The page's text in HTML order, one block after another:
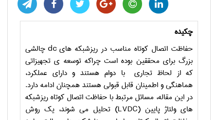
چکیده
حفاظت اتصال کوتاه مناسب در ریزشبکه هایdc چالشی
بزرگ برای محققین بوده است چراکه توسعه ی تجهیزاتی
که از لحاظ تجاری با دوام هستند و دارای عملکرد،
هماهنگی و اطمینان قابل قبولی هستند همچنان ادامه دارد.
در این مقاله، مسائل مرتبط با حفاظت اتصال کوتاه ریزشبکه
های ولتاژ پایین (LVDC) تحلیل می شوند، یک روش